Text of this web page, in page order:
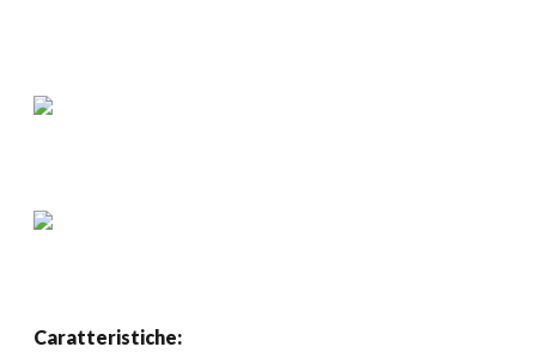
Caratteristiche: